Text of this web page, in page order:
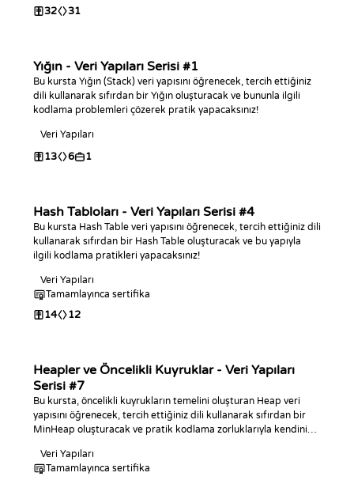
32 31
Yığın - Veri Yapıları Serisi #1
Bu kursta Yığın (Stack) veri yapısını öğrenecek, tercih ettiğiniz
dili kullanarak sıfırdan bir Yığın oluşturacak ve bununla ilgili
kodlama problemleri çözerek pratik yapacaksınız!
Veri Yapıları
13 6 1
Hash Tabloları - Veri Yapıları Serisi #4
Bu kursta Hash Table veri yapısını öğrenecek, tercih ettiğiniz dili
kullanarak sıfırdan bir Hash Table oluşturacak ve bu yapıyla
ilgili kodlama pratikleri yapacaksınız!
Veri Yapıları
Tamamlayınca sertifika
14 12
Heapler ve Öncelikli Kuyruklar - Veri Yapıları
Serisi #7
Bu kursta, öncelikli kuyrukların temelini oluşturan Heap veri
yapısını öğrenecek, tercih ettiğiniz dili kullanarak sıfırdan bir
MinHeap oluşturacak ve pratik kodlama zorluklarıyla kendinizi
Veri Yapıları
Tamamlayınca sertifika